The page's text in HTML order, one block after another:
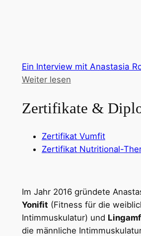
Ein Interview mit Anastasia
Weiter lesen
Zertifikate &
Zertifikat Vumfit
Zertifikat Nutritional-
Im Jahr 2016 gründete
Yonifit (Fitness für die
Intimmuskulatur) und
die männliche